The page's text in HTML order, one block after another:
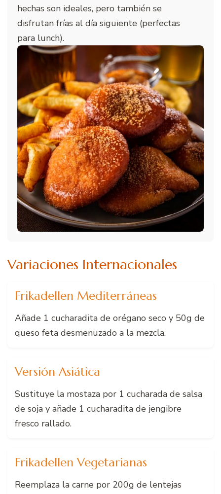
hechas son ideales, pero también se
disfrutan frías al día siguiente (perfectas
para lunch).
Variaciones Internacionales
Frikadellen Mediterráneas
Añade 1 cucharadita de orégano seco y 50g de
queso feta desmenuzado a la mezcla.
Versión Asiática
Sustituye la mostaza por 1 cucharada de salsa
de soja y añade 1 cucharadita de jengibre
fresco rallado.
Frikadellen Vegetarianas
Reemplaza la carne por 200g de lentejas